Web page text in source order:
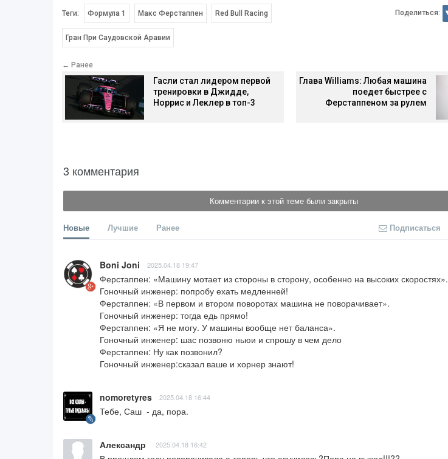
Теги: Формула 1 Макс Ферстаппен Red Bull Racing
Гран При Саудовской Аравии
Поделиться:
← Ранее
Гасли стал лидером первой
тренировки в Джидде,
Норрис и Леклер в топ-3
Глава Williams: Любая машина
поедет быстрее с
Ферстаппеном за рулем
3 комментария
Комментарии к этой теме были закрыты
Новые Лучшие Ранее Подписаться
Boni Joni 2025.04.18 19:47
Ферстаппен: «Машину мотает из стороны в сторону, особенно на высоких скоростях».
Гоночный инженер: попробу ехать медленней!
Ферстаппен: «В первом и втором поворотах машина не поворачивает».
Гоночный инженер: тогда едь прямо!
Ферстаппен: «Я не могу. У машины вообще нет баланса».
Гоночный инженер: шас позвоню ньюи и спрошу в чем дело
Ферстаппен: Ну как позвонил?
Гоночный инженер:сказал ваше и хорнер знают!
nomoretyres 2025.04.18 16:44
Тебе, Саш  - да, пора.
Александр 2025.04.18 16:42